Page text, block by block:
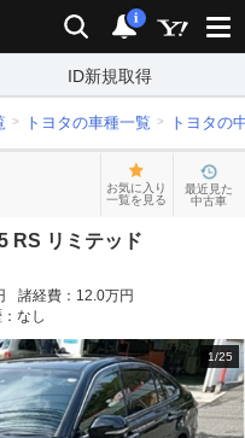
検索 通知
i
ID新規取得
トヨタの車種一覧 トヨタの
お気に入り
一覧を見る
最近見た
中古車
RS リミテッド
諸経費： 12.0万円
なし
1/25